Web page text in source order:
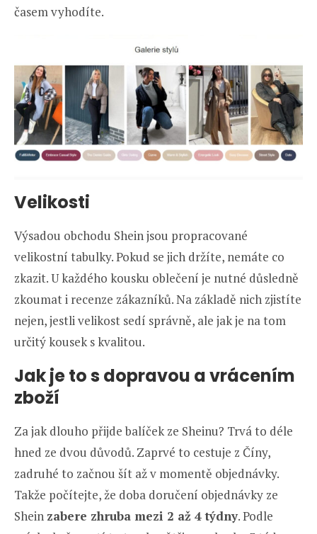
časem vyhodíte.
Velikosti
Výsadou obchodu Shein jsou propracované
velikostní tabulky. Pokud se jich držíte, nemáte co
zkazit. U každého kousku oblečení je nutné důsledně
zkoumat i recenze zákazníků. Na základě nich zjistíte
nejen, jestli velikost sedí správně, ale jak je na tom
určitý kousek s kvalitou.
Jak je to s dopravou a vrácením
zboží
Za jak dlouho přijde balíček ze Sheinu? Trvá to déle
hned ze dvou důvodů. Zaprvé to cestuje z Číny,
zadruhé to začnou šít až v momentě objednávky.
Takže počítejte, že doba doručení objednávky ze
Shein zabere zhruba mezi 2 až 4 týdny. Podle